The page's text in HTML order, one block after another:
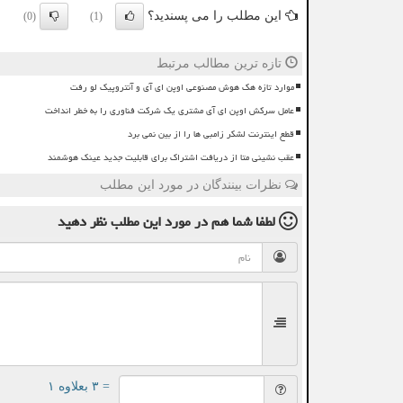
این مطلب را می پسندید؟ (1)
(0)
تازه ترین مطالب مرتبط
موارد تازه هک هوش مصنوعی اوپن ای آی و آنتروپیک لو رفت
عامل سرکش اوپن ای آی مشتری یک شرکت فناوری را به خطر انداخت
قطع اینترنت لشکر زامبی ها را از بین نمی برد
عقب نشینی متا از دریافت اشتراک برای قابلیت جدید عینک هوشمند
نظرات بینندگان در مورد این مطلب
لطفا شما همدر مورد این مطلبنظر دهید
= ۳ بعلاوه ۱